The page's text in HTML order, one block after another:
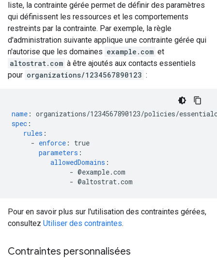
liste, la contrainte gérée permet de définir des paramètres
qui définissent les ressources et les comportements
restreints par la contrainte. Par exemple, la règle
d'administration suivante applique une contrainte gérée qui
n'autorise que les domaines example.com et
altostrat.com à être ajoutés aux contacts essentiels
pour organizations/1234567890123 :
name : organizations/1234567890123/policies/
spec :
rules :
- enforce :
true
parameters :
allowedDomains :
- @example.com
- @altostrat.com
Pour en savoir plus sur l'utilisation des contraintes gérées,
consultez Utiliser des contraintes.
Contraintes personnalisées